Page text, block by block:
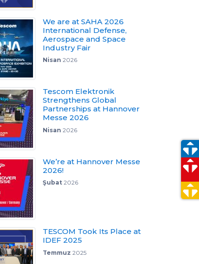
We are at SAHA 2026
International Defense,
Aerospace and Space
Industry Fair
Nisan 2026
Tescom Elektronik
Strengthens Global
Partnerships at Hannover
Messe 2026
Nisan 2026
We’re at Hannover Messe
2026!
Şubat2026
TESCOM Took Its Place at
IDEF 2025
Temmuz 2025